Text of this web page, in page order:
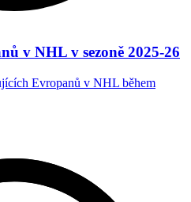
v NHL v sezoně 2025-26
Evropanů v NHL během